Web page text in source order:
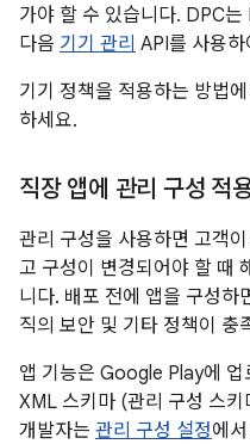
가야 할 수 있습니다. DPC
다음 기기 관리 API를 사용
기기 정책을 적용하는 방법
하세요.
직장 앱에 관리 구성 적
관리 구성을 사용하면 고객
고 구성이 변경되어야 할 때
니다. 배포 전에 앱을 구성하
직의 보안 및 기타 정책이 충
앱 기능은 Google Play에 업
XML 스키마 (관리 구성 스
개발자는 관리 구성 설정에